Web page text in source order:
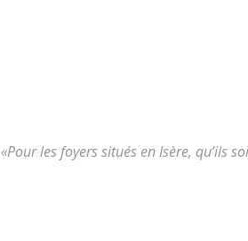
«Pour les foyers situés en Isère, qu’ils